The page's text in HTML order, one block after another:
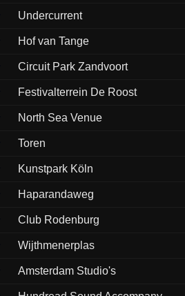
Undercurrent
Hof van Tange
Circuit Park Zandvoort
Festivalterrein De Roost
North Sea Venue
Toren
Kunstpark Köln
Haparandaweg
Club Rodenburg
Wijthmenerplas
Amsterdam Studio's